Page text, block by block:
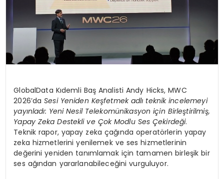
GlobalData Kıdemli Baş Analisti Andy Hicks, MWC
2026’daSesi Yeniden Keşfetmek adlı teknik incelemeyi
yayınladı: Yeni Nesil Telekomünikasyon için Birleştirilmiş,
Yapay Zeka Destekli ve Çok Modlu Ses Çekirdeği.
Teknik rapor, yapay zeka çağında operatörlerin yapay
zeka hizmetlerini yenilemek ve ses hizmetlerinin
değerini yeniden tanımlamak için tamamen birleşik bir
ses ağından yararlanabileceğini vurguluyor.